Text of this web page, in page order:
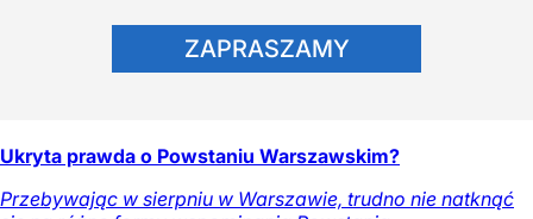
ZAPRASZAMY
Ukryta prawda o Powstaniu Warszawskim?
Przebywając w sierpniu w Warszawie, trudno nie natknąć